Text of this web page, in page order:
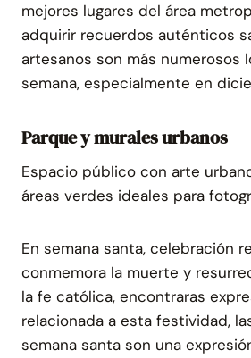
mejores lugares del área
adquirir recuerdos auténticos
artesanos son más numerosos
semana, especialmente en
Parque y murales urbanos
Espacio público con arte
áreas verdes ideales para
En semana santa, celebración
conmemora la muerte y
la fe católica, encontraras
relacionada a esta festividad,
semana santa son una